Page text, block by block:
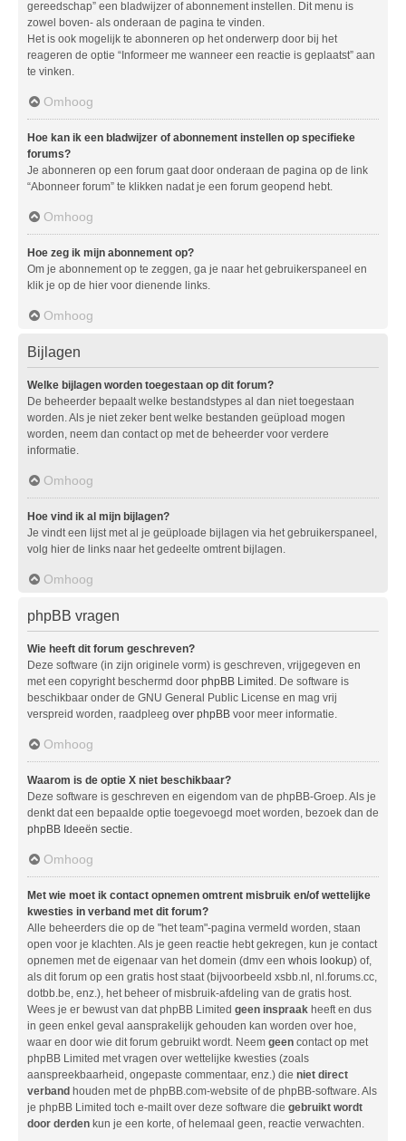
gereedschap” een bladwijzer of abonnement instellen. Dit menu is
zowel boven- als onderaan de pagina te vinden.
Het is ook mogelijk te abonneren op het onderwerp door bij het
reageren de optie “Informeer me wanneer een reactie is geplaatst” aan
te vinken.
Omhoog
Hoe kan ik een bladwijzer of abonnement instellen op specifieke
forums?
Je abonneren op een forum gaat door onderaan de pagina op de link
“Abonneer forum” te klikken nadat je een forum geopend hebt.
Omhoog
Hoe zeg ik mijn abonnement op?
Om je abonnement op te zeggen, ga je naar het gebruikerspaneel en
klik je op de hier voor dienende links.
Omhoog
Bijlagen
Welke bijlagen worden toegestaan op dit forum?
De beheerder bepaalt welke bestandstypes al dan niet toegestaan
worden. Als je niet zeker bent welke bestanden geüpload mogen
worden, neem dan contact op met de beheerder voor verdere
informatie.
Omhoog
Hoe vind ik al mijn bijlagen?
Je vindt een lijst met al je geüploade bijlagen via het gebruikerspaneel,
volg hier de links naar het gedeelte omtrent bijlagen.
Omhoog
phpBB vragen
Wie heeft dit forum geschreven?
Deze software (in zijn originele vorm) is geschreven, vrijgegeven en
met een copyright beschermd door phpBB Limited. De software is
beschikbaar onder de GNU General Public License en mag vrij
verspreid worden, raadpleeg over phpBB voor meer informatie.
Omhoog
Waarom is de optie X niet beschikbaar?
Deze software is geschreven en eigendom van de phpBB-Groep. Als je
denkt dat een bepaalde optie toegevoegd moet worden, bezoek dan de
phpBB Ideeën sectie.
Omhoog
Met wie moet ik contact opnemen omtrent misbruik en/of wettelijke
kwesties in verband met dit forum?
Alle beheerders die op de "het team"-pagina vermeld worden, staan
open voor je klachten. Als je geen reactie hebt gekregen, kun je contact
opnemen met de eigenaar van het domein (dmv een whois lookup) of,
als dit forum op een gratis host staat (bijvoorbeeld xsbb.nl, nl.forums.cc,
dotbb.be, enz.), het beheer of misbruik-afdeling van de gratis host.
Wees je er bewust van dat phpBB Limited geen inspraak heeft en dus
in geen enkel geval aansprakelijk gehouden kan worden over hoe,
waar en door wie dit forum gebruikt wordt. Neem geen contact op met
phpBB Limited met vragen over wettelijke kwesties (zoals
aanspreekbaarheid, ongepaste commentaar, enz.) die niet direct
verband houden met de phpBB.com-website of de phpBB-software. Als
je phpBB Limited toch e-mailt over deze software die gebruikt wordt
door derden kun je een korte, of helemaal geen, reactie verwachten.